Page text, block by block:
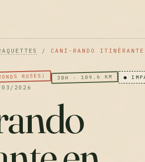
/ CANI-RANDO
ROSES) 38H · 109.6 KM ●
03/2026